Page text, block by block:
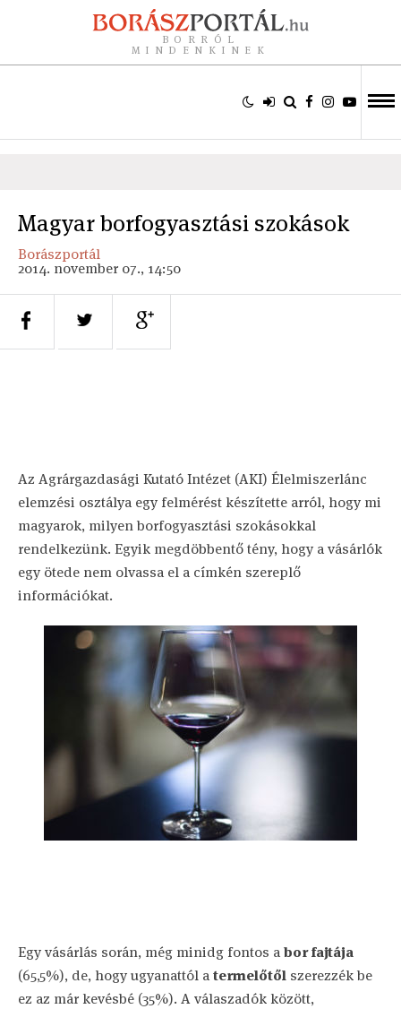
BORRÓL
MINDENKINEK
Magyar borfogyasztási szokások
Borászportál
2014. november 07., 14:50
Az Agrárgazdasági Kutató Intézet (AKI) Élelmiszerlánc
elemzési osztálya egy felmérést készítette arról, hogy mi
magyarok, milyen borfogyasztási szokásokkal
rendelkezünk. Egyik megdöbbentő tény, hogy a vásárlók
egy ötede nem olvassa el a címkén szereplő
információkat.
Egy vásárlás során, még minidg fontos abor fajtája
(65,5%), de, hogy ugyanattól atermelőtől szerezzék be
ez az már kevésbé (35%). A válaszadók között,